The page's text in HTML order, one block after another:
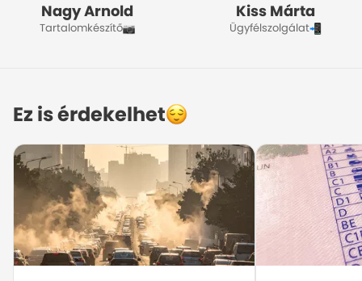
Nagy Arnold
Tartalomkészítő
Kiss Márta
Ügyfélszolgálat
Ez is érdekelhet